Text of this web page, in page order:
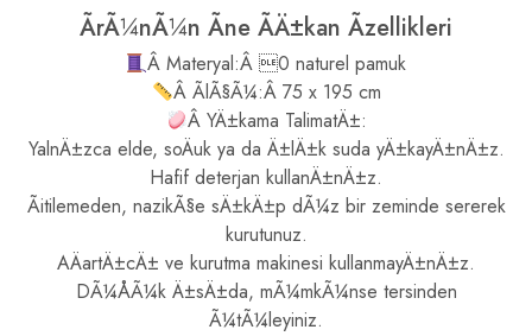
ÃrÃ¼nÃ¼n Ãne ÃÄ±kan Ãzellikleri
Â Materyal:Â 0 naturel pamuk
Â ÃlÃ§Ã¼:Â 75 x 195 cm
Â YÄ±kama TalimatÄ±:
YalnÄ±zca elde, soÄuk ya da Ä±lÄ±k suda yÄ±kayÄ±nÄ±z.
Hafif deterjan kullanÄ±nÄ±z.
Ãitilemeden, nazikÃ§e sÄ±kÄ±p dÃ¼z bir zeminde sererek
kurutunuz.
AÄartÄ±cÄ± ve kurutma makinesi kullanmayÄ±nÄ±z.
DÃ¼ÅÃ¼k Ä±sÄ±da, mÃ¼mkÃ¼nse tersinden
Ã¼tÃ¼leyiniz.